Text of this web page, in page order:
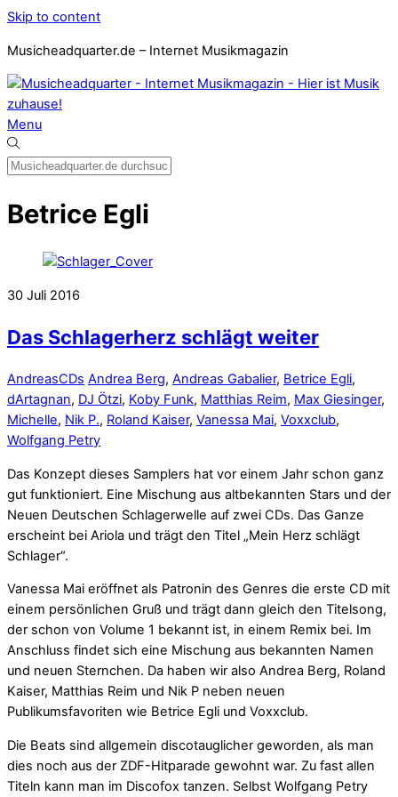
Skip to content
Musicheadquarter.de – Internet Musikmagazin
Menu
Betrice Egli
30 Juli 2016
Das Schlagerherz schlägt weiter
AndreasCDs Andrea Berg, Andreas Gabalier, Betrice Egli,
dArtagnan, DJ Ötzi, Koby Funk, Matthias Reim, Max Giesinger,
Michelle, Nik P., Roland Kaiser, Vanessa Mai, Voxxclub,
Wolfgang Petry
Das Konzept dieses Samplers hat vor einem Jahr schon ganz
gut funktioniert. Eine Mischung aus altbekannten Stars und der
Neuen Deutschen Schlagerwelle auf zwei CDs. Das Ganze
erscheint bei Ariola und trägt den Titel „Mein Herz schlägt
Schlager“.
Vanessa Mai eröffnet als Patronin des Genres die erste CD mit
einem persönlichen Gruß und trägt dann gleich den Titelsong,
der schon von Volume 1 bekannt ist, in einem Remix bei. Im
Anschluss findet sich eine Mischung aus bekannten Namen
und neuen Sternchen. Da haben wir also Andrea Berg, Roland
Kaiser, Matthias Reim und Nik P neben neuen
Publikumsfavoriten wie Betrice Egli und Voxxclub.
Die Beats sind allgemein discotauglicher geworden, als man
dies noch aus der ZDF-Hitparade gewohnt war. Zu fast allen
Titeln kann man im Discofox tanzen. Selbst Wolfgang Petry